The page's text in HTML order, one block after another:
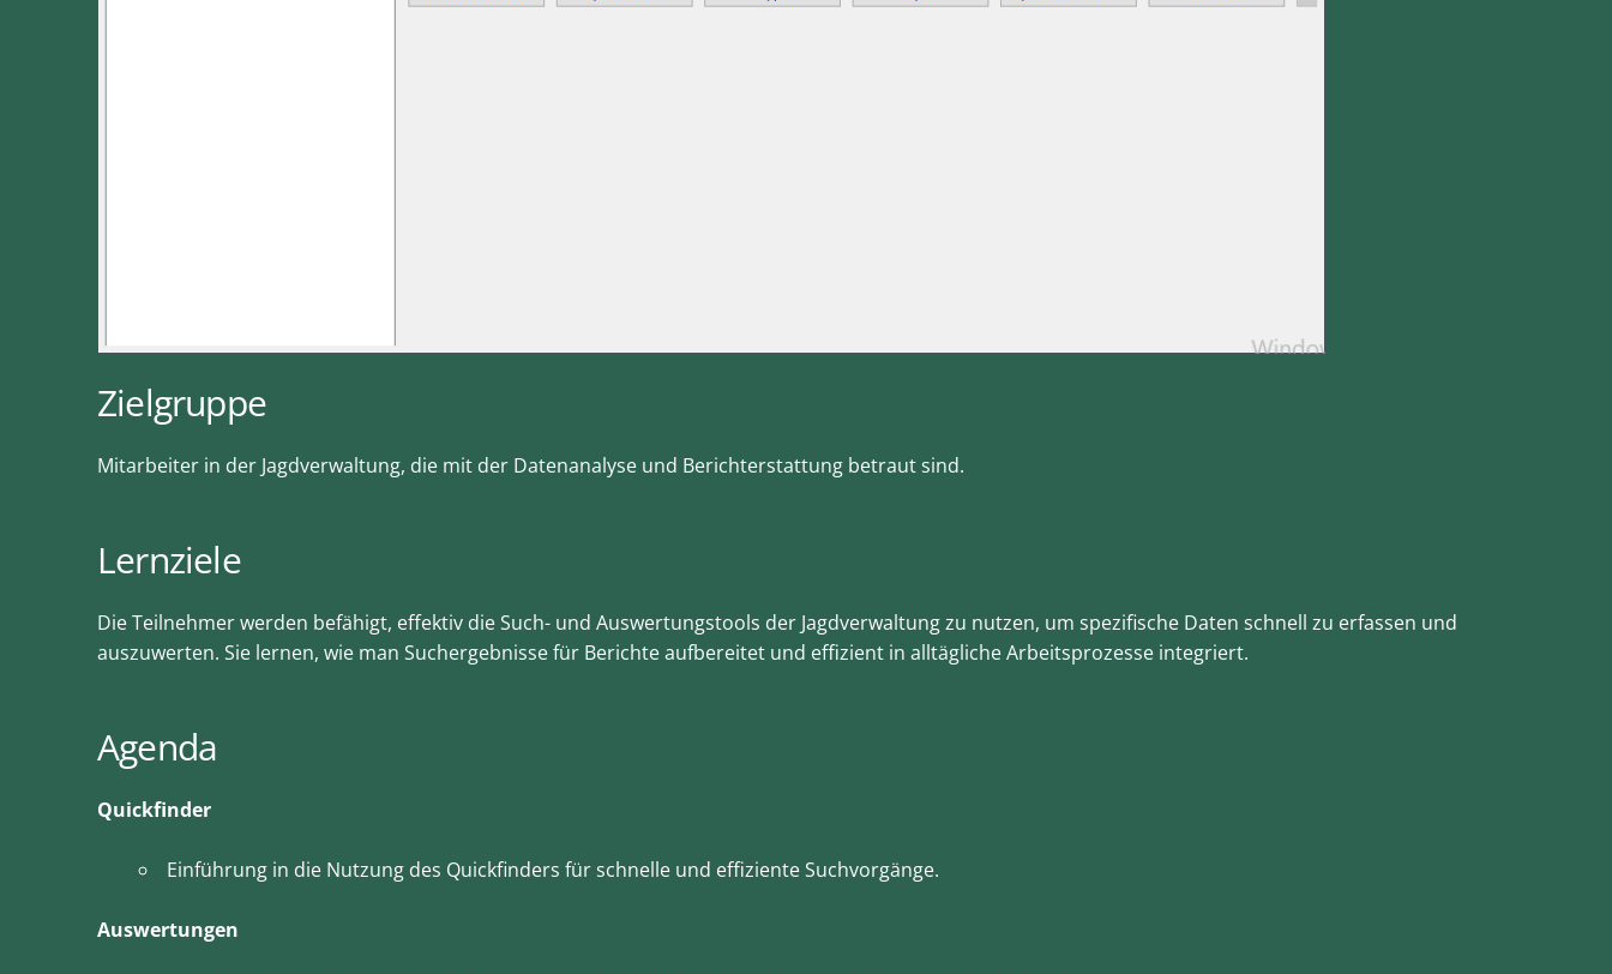
Zielgruppe
Mitarbeiter in der Jagdverwaltung, die mit der Datenanalyse und Berichterstattung betraut sind.
Lernziele
Die Teilnehmer werden befähigt, effektiv die Such- und Auswertungstools der Jagdverwaltung zu nutzen, um spezifische Daten schnell zu erfassen und
auszuwerten. Sie lernen, wie man Suchergebnisse für Berichte aufbereitet und effizient in alltägliche Arbeitsprozesse integriert.
Agenda
Quickfinder
Einführung in die Nutzung des Quickfinders für schnelle und effiziente Suchvorgänge.
Auswertungen